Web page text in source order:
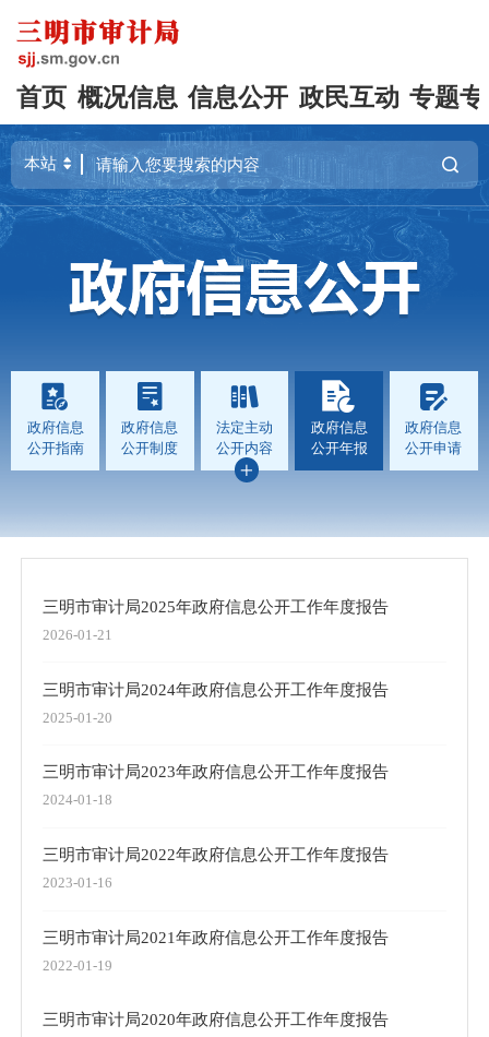
首页 概况信息 信息公开 政民互动 专题
政府信息
公开指南
政府信息
公开制度
法定主动
公开内容
政府信息
公开年报
政府信息
公开申请
三明市审计局2025年政府信息公开工作年度报告
2026-01-21
三明市审计局2024年政府信息公开工作年度报告
2025-01-20
三明市审计局2023年政府信息公开工作年度报告
2024-01-18
三明市审计局2022年政府信息公开工作年度报告
2023-01-16
三明市审计局2021年政府信息公开工作年度报告
2022-01-19
三明市审计局2020年政府信息公开工作年度报告